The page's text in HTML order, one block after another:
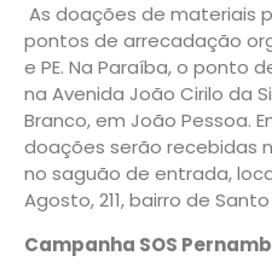
As doações de materiais
pontos de arrecadação
e PE. Na Paraíba, o ponto
na Avenida João Cirilo da
Branco, em João Pessoa.
doações serão recebidas
no saguão de entrada,
Agosto, 211, bairro de
Campanha SOS